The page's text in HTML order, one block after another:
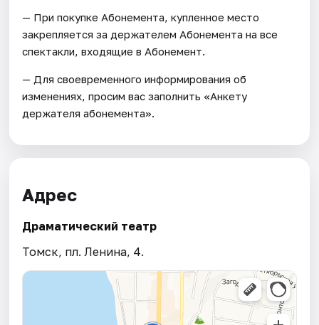
— При покупке Абонемента, купленное место
закрепляется за держателем Абонемента на все
спектакли, входящие в Абонемент.
— Для своевременного информирования об
изменениях, просим вас заполнить «Анкету
держателя абонемента».
Адрес
Драматический театр
Томск, пл. Ленина, 4.